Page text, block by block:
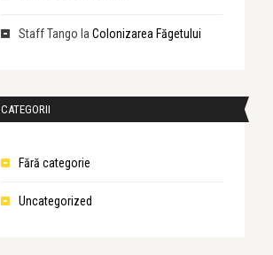
Staff Tango la Colonizarea Făgetului
CATEGORII
Fără categorie
Uncategorized